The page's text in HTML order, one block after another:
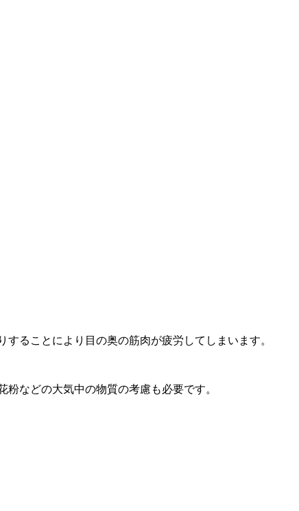
ることにより目の奥の筋肉が疲労してしまいます。
などの大気中の物質の考慮も必要です。